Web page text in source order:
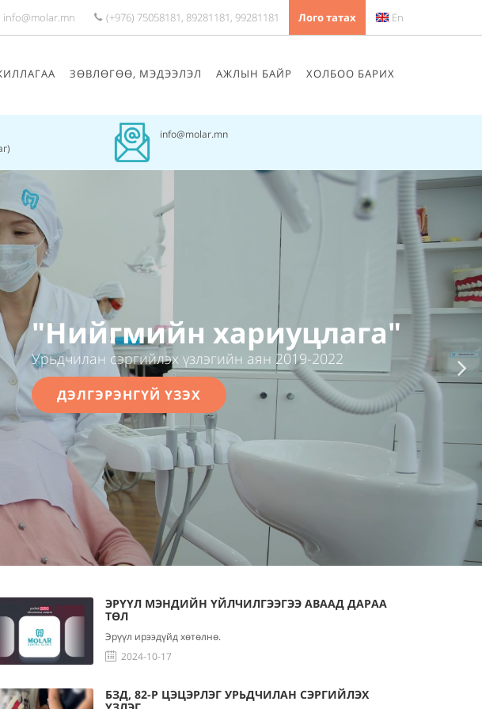
info@molar.mn (+976) 75058181, 89281181, 99281181 Лого татах En
ЗӨВЛӨГӨӨ, МЭДЭЭЛЭЛ АЖЛЫН БАЙР ХОЛБОО БАРИХ
info@molar.mn
"Нийгмийн хариуцлага"
Урьдчилан сэргийлэх үзлэгийн аян 2019-2022
ДЭЛГЭРЭНГҮЙ ҮЗЭХ
ЭРҮҮЛ МЭНДИЙН ҮЙЛЧИЛГЭЭГЭЭ АВААД ДАРАА
ТӨЛ
Эрүүл ирээдүйд хөтөлнө.
2024-10-17
БЗД, 82-Р ЦЭЦЭРЛЭГ УРЬДЧИЛАН СЭРГИЙЛЭХ